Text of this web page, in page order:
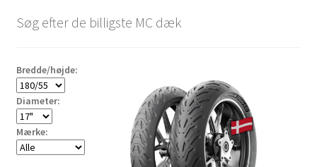
Søg efter de billigste MC dæk
Bredde/højde:
Diameter:
Mærke: